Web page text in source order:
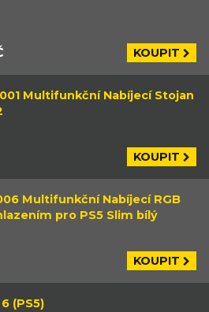
KOUPIT
Multifunkční Nabíjecí Stojan
KOUPIT
Multifunkční Nabíjecí RGB
pro PS5 Slim bílý
KOUPIT
(PS5)